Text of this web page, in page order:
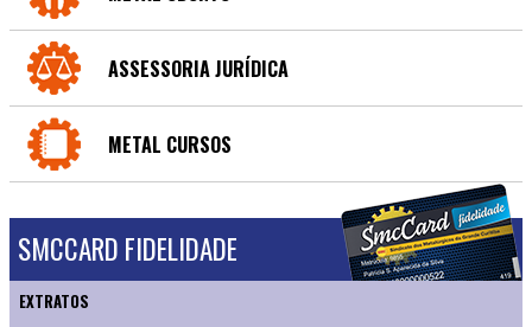
ASSESSORIA JURÍDICA
METAL CURSOS
SMCCARD FIDELIDADE
EXTRATOS